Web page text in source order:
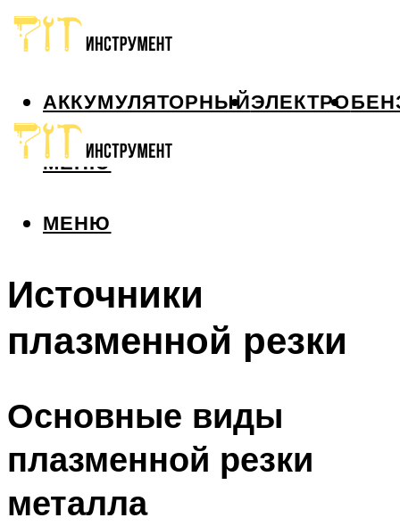
АККУМУЛЯТОРНЫЙЭЛЕКТРО
МЕНЮ
МЕНЮ
Источники
плазменной резки
Основные виды
плазменной резки
металла